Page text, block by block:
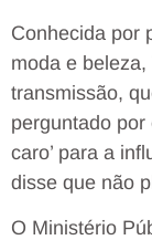
Conhecida por
moda e
transmissão,
perguntado por
caro’ para a
disse que não
O Ministério